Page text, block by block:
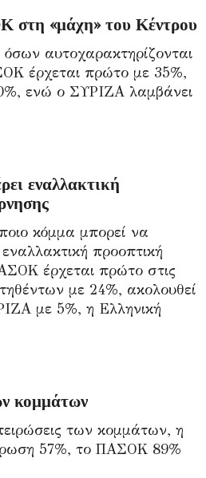
«μάχη» του Κέντρου
αυτοχαρακτηρίζονται
έρχεται πρώτο με 35%,
ενώ ο ΣΥΡΙΖΑ λαμβάνει
εναλλακτική
κόμμα μπορεί να
προοπτική
έρχεται πρώτο στις
με 24%, ακολουθεί
με 5%, η Ελληνική
κομμάτων
των κομμάτων, η
57%, το ΠΑΣΟΚ 89%